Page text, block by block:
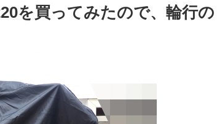
を買ってみたので、輪行の